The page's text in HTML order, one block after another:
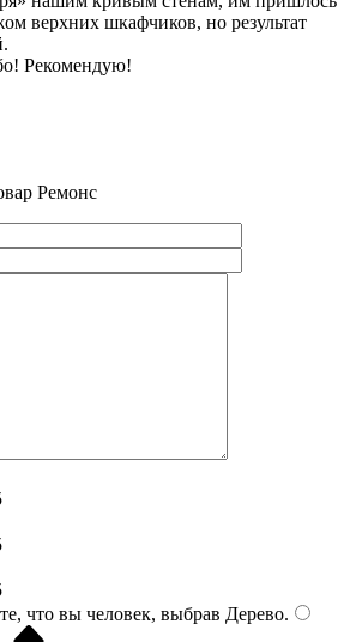
верхних шкафчиков, но результат
Рекомендую!
Ремонс
что вы человек, выбрав Дерево.